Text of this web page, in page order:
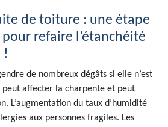
de toiture : une étape
refaire l’étanchéité
!
de nombreux dégâts si elle n’est
peut affecter la charpente et peut
L’augmentation du taux d’humidité
aux personnes fragiles. Les